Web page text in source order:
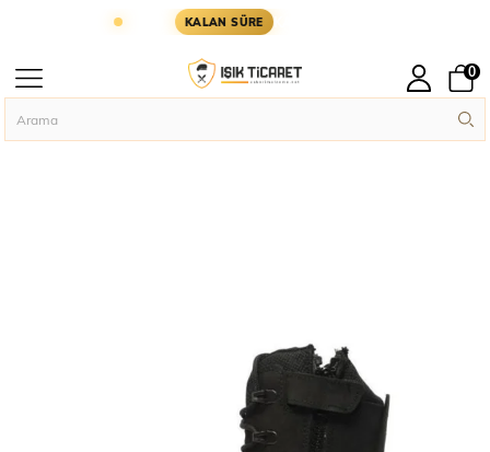
KALAN SÜRE KARGOYA YETİŞMESİ İÇİN
0
Anasayfa Single Sword SS601 Tactical Bot